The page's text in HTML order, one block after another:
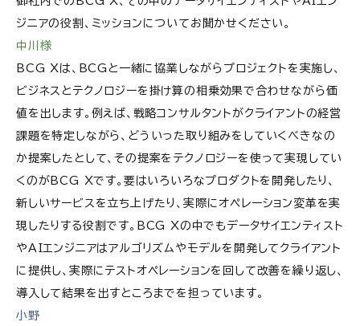
ジニアの役割、ミッションについてお聞かせください。
中川様
BCG Xは、BCGと一緒に協業しながらプロジェクトを実施し、
ビジネスとテクノロジーを掛け算の相乗効果で合わせながら価
値を出します。例えば、戦略コンサルタントがクライアントの経営
課題を特定しながら、どういった取り組みをしていくべきなの
か提案したとして、その提案をテクノロジーを使って実現してい
くのがBCG Xです。要はいろいろなプロダクトを開発したり、
新しいサービスを立ち上げたり、実際にオペレーション変革を実
現したりする役割です。BCG Xの中でもデータサイエンティスト
やAIエンジニアはアルゴリズムやモデルを開発してクライアント
に提供し、実際にテストオペレーションを回して改善を繰り返し、
導入して結果を出すところまでを担っています。
小野